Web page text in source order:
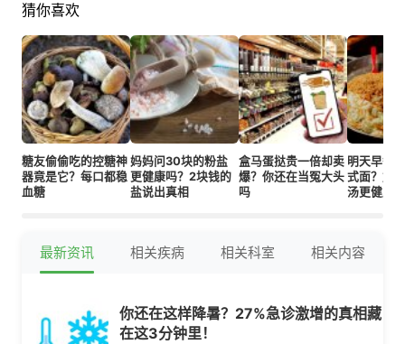
猜你喜欢
糖友偷偷吃的控糖神
器竟是它？每口都稳
血糖
妈妈问30块的粉盐
更健康吗？2块钱的
盐说出真相
盒马蛋挞贵一倍却卖
爆？你还在当冤大头
吗
明天早餐
式面？加
汤更健康
最新资讯 相关疾病 相关科室 相关内容
你还在这样降暑？27%急诊激增的真相藏
在这3分钟里！